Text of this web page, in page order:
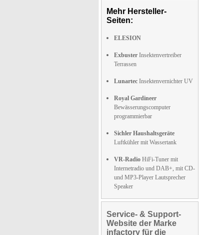
Mehr Hersteller-
Seiten:
ELESION
Exbuster Insektenvertreiber
Terrassen
Lunartec Insektenvernichter UV
Royal Gardineer
Bewässerungscomputer
programmierbar
Sichler Haushaltsgeräte
Luftkühler mit Wassertank
VR-Radio HiFi-Tuner mit
Internetradio und DAB+, mit CD-
und MP3-Player Lautsprecher
Speaker
Service- & Support-
Website der Marke
infactory für die